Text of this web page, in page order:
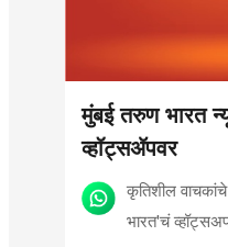
मुंबई तरुण भारत
व्हॉट्सॲपवर
कृतिशील
भारत'चं